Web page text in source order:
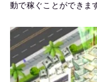
動で稼ぐことができま